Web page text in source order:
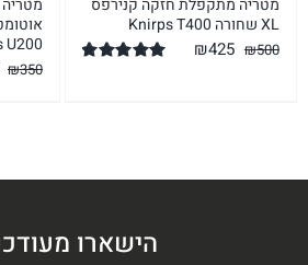
מטריה מתקפלת חזקה קנירפס
XL שחורה Knirps T400
₪500
המחיר
₪425
המחיר
U200
₪350
הישארו